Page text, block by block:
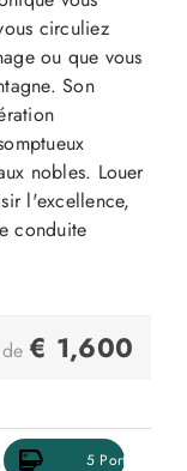
circuliez
ou que vous
Son
nobles. Louer
l'excellence,
conduite
€ 1,600